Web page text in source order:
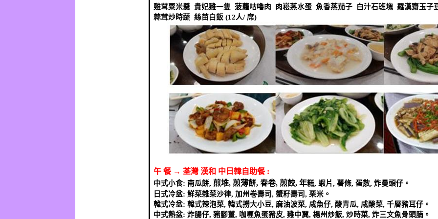
雞茸粟米羹 貴妃雞一隻 菠蘿咕嚕肉 肉崧蒸水蛋 魚香蒸茄子 白汁石班塊 羅漢齋玉子
蒜茸炒時蔬 絲苗白飯 (12人/ 席)
午 餐 → 荃灣 漢和 中日韓自助餐 :
中式小食: 南瓜餅, 煎堆, 煎薄餅, 春卷, 煎餃, 年糕, 蝦片, 薯條, 蛋散, 炸曼頭仔。
日式冷盆: 鮮菜雜菜沙律, 加州卷壽司 , 蟹籽壽司 , 栗米。
韓式冷盆: 韓式辣泡菜, 韓式撈大小豆, 麻油波菜, 咸魚仔, 酸青瓜, 咸酸菜, 千層豬耳仔。
中式熱盆: 炸腸仔, 豬腳薑, 咖喱魚蛋豬皮, 雞中翼, 楊州炒飯, 炒時菜, 炸三文魚骨頭腩。